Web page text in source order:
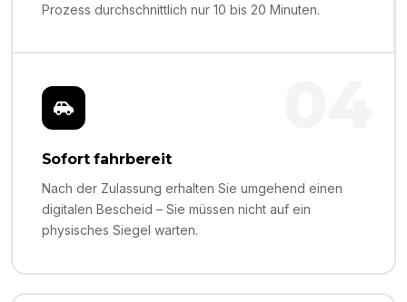
Prozess durchschnittlich nur 10 bis 20 Minuten.
Sofort fahrbereit
Nach der Zulassung erhalten Sie umgehend einen
digitalen Bescheid – Sie müssen nicht auf ein
physisches Siegel warten.